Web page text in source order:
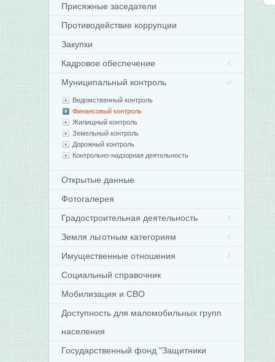
Присяжные заседатели
Противодействие коррупции
Закупки
Кадровое обеспечение
Муниципальный контроль
Ведомственный контроль
Финансовый контроль
Жилищный контроль
Земельный контроль
Дорожный контроль
Контрольно-надзорная деятельность
Открытые данные
Фотогалерея
Градостроительная деятельность
Земля льготным категориям
Имущественные отношения
Социальный справочник
Мобилизация и СВО
Доступность для маломобильных групп
населения
Государственный фонд "Защитники